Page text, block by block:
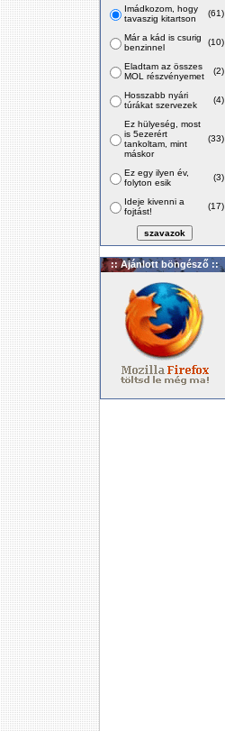
Imádkozom, hogy
tavaszig kitartson
(61)
Már a kád is csurig
benzinnel
(10)
Eladtam az összes
MOL részvényemet
(2)
Hosszabb nyári
túrákat szervezek
(4)
Ez hülyeség, most
is 5ezerért
tankoltam, mint
máskor
(33)
Ez egy ilyen év,
folyton esik
(3)
Ideje kivenni a
fojtást!
(17)
:: Ajánlott böngésző ::